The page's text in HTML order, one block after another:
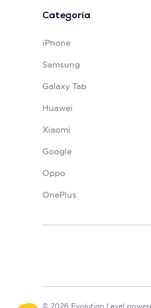
Categoria
iPhone
Samsung
Galaxy Tab
Huawei
Xiaomi
Google
Oppo
OnePlus
© 2026 Evolution Level